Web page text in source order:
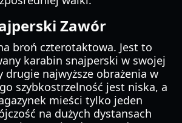
Zawór
broń czterotaktowa. Jest to
karabin snajperski w swojej
drugie najwyższe obrażenia w
szybkostrzelność jest niska, a
mieści tylko jeden
na dużych dystansach